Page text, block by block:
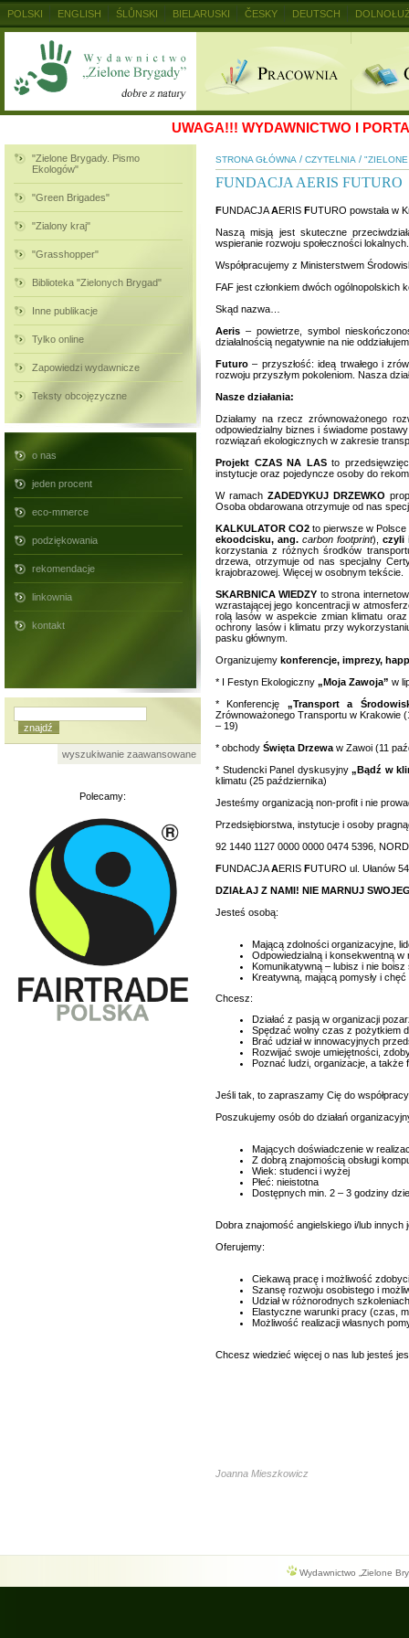
UWAGA!!! WYDAWNICTWO I
"Zielone Brygady. Pismo
Ekologów"
"Green Brigades"
"Zialony kraj"
"Grasshopper"
Biblioteka "Zielonych Brygad"
Inne publikacje
Tylko online
Zapowiedzi wydawnicze
Teksty obcojęzyczne
o nas
jeden procent
eco-mmerce
podziękowania
rekomendacje
linkownia
kontakt
wyszukiwanie zaawansowane
Polecamy:
STRONA GŁÓWNA / CZYTELNIA /
FUNDACJA AERIS FUTURO
FUNDACJAAERIS FUTURO powstała w
Naszą misją jest skuteczne
wspieranie rozwoju społeczności lokalnych.
Współpracujemy z Ministerstwem
FAF jest członkiem dwóch ogólnopolskich
Skąd nazwa…
Aeris – powietrze, symbol
działalnością negatywnie na nie
Futuro– przyszłość: ideą trwałego i
rozwoju przyszłym pokoleniom. Nasza
Nasze działania:
Działamy na rzecz zrównoważonego
odpowiedzialny biznes i świadome
rozwiązań ekologicznych w zakresie
Projekt CZAS NA LASto
instytucje oraz pojedyncze osoby do
W ramach ZADEDYKUJ DRZEWKO
Osoba obdarowana otrzymuje od nas
KALKULATOR CO2 to pierwsze w
ekoodcisku, ang. carbon footprint),czyli
korzystania z różnych środków
drzewa, otrzymuje od nas specjalny
krajobrazowej. Więcej w osobnym tekście.
SKARBNICA WIEDZY to strona
wzrastającej jego koncentracji w
rolą lasów w aspekcie zmian klimatu
ochrony lasów i klimatu przy
pasku głównym.
Organizujemy konferencje, imprezy,
* I Festyn Ekologiczny „Moja Zawoja” w
* Konferencję „Transport a
Zrównoważonego Transportu w Krakowie
– 19)
* obchody Święta Drzewa w Zawoi (11
* Studencki Panel dyskusyjny„Bądź w
klimatu (25 października)
Jesteśmy organizacją non-profit i nie
Przedsiębiorstwa, instytucje i osoby
92 1440 1127 0000 0000 0474 5396,
FUNDACJAAERIS FUTURO ul. Ułanów
DZIAŁAJ Z NAMI! NIE MARNUJ
Jesteś osobą:
Mającą zdolności organizacyjne,
Odpowiedzialną i konsekwentną w
Komunikatywną – lubisz i nie
Kreatywną, mającą pomysły i chęć
Chcesz:
Działać z pasją w organizacji
Spędzać wolny czas z pożytkiem
Brać udział w innowacyjnych
Rozwijać swoje umiejętności,
Poznać ludzi, organizacje, a także
Jeśli tak, to zapraszamy Cię do
Poszukujemy osób do działań
Mających doświadczenie w
Z dobrą znajomością obsługi
Wiek: studenci i wyżej
Płeć: nieistotna
Dostępnych min. 2 – 3 godziny
Dobra znajomość angielskiego i/lub
Oferujemy:
Ciekawą pracę i możliwość
Szansę rozwoju osobistego i
Udział w różnorodnych
Elastyczne warunki pracy (czas,
Możliwość realizacji własnych
Chcesz wiedzieć więcej o nas lub jesteś
Joanna Mieszkowicz
Wydawnictwo „Zielone
POLSKI ENGLISH ŚLŮNSKI BIELARUSKI ČESKY DEUTSCH